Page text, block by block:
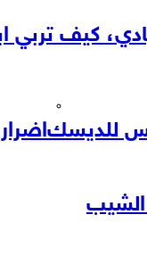
كيف تربي
للديسك
الشيب